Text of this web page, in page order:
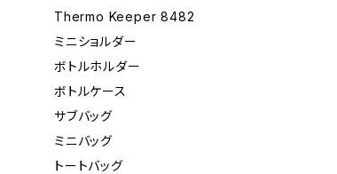
Thermo Keeper 8482
ミニショルダー
ボトルホルダー
ボトルケース
サブバッグ
ミニバッグ
トートバッグ